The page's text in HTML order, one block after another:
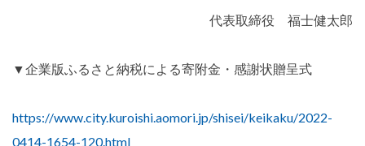
代表取締役 福士健太郎
▼企業版ふるさと納税による寄附金・感謝状贈呈式
https://www.city.kuroishi.aomori.jp/shisei/keikaku/2022-
0414-1654-120.html